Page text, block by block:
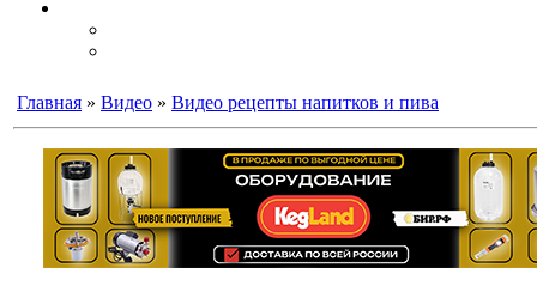
Главная » Видео » Видео рецепты напитков и пива